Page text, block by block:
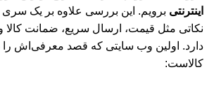
اینترنتی برویم. این بررسی علاوه بر یک سری
نکاتی مثل قیمت، ارسال سریع، ضمانت کالا و
دارد. اولین وب سایتی که قصد معرفی‌اش را
کالاست: